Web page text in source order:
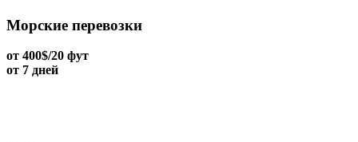
Морские перевозки
от 400$/20 фут
от 7 дней